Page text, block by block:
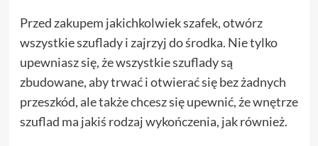
Przed zakupem jakichkolwiek szafek, otwórz
wszystkie szuflady i zajrzyj do środka. Nie tylko
upewniasz się, że wszystkie szuflady są
zbudowane, aby trwać i otwierać się bez żadnych
przeszkód, ale także chcesz się upewnić, że wnętrze
szuflad ma jakiś rodzaj wykończenia, jak również.